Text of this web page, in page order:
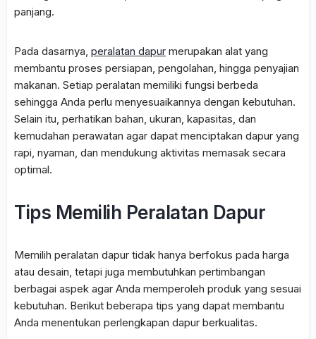
panjang.
Pada dasarnya, peralatan dapur merupakan alat yang
membantu proses persiapan, pengolahan, hingga penyajian
makanan. Setiap peralatan memiliki fungsi berbeda
sehingga Anda perlu menyesuaikannya dengan kebutuhan.
Selain itu, perhatikan bahan, ukuran, kapasitas, dan
kemudahan perawatan agar dapat menciptakan dapur yang
rapi, nyaman, dan mendukung aktivitas memasak secara
optimal.
Tips Memilih Peralatan Dapur
Memilih peralatan dapur tidak hanya berfokus pada harga
atau desain, tetapi juga membutuhkan pertimbangan
berbagai aspek agar Anda memperoleh produk yang sesuai
kebutuhan. Berikut beberapa tips yang dapat membantu
Anda menentukan perlengkapan dapur berkualitas.